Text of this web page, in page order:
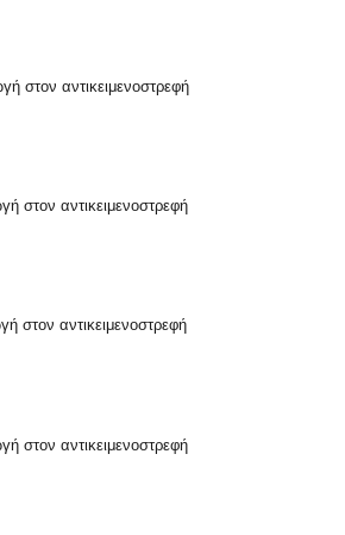
στον αντικειμενοστρεφή
στον αντικειμενοστρεφή
στον αντικειμενοστρεφή
στον αντικειμενοστρεφή